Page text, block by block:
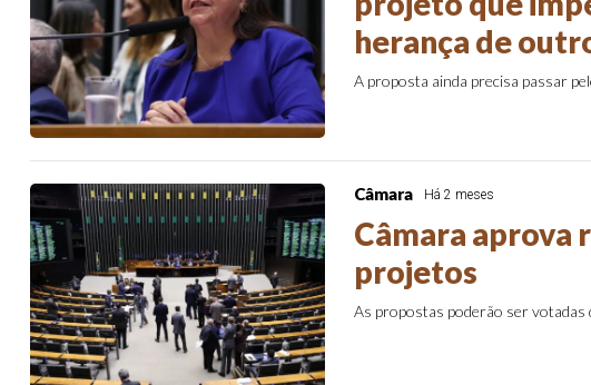
herança de
A proposta ainda precisa passar
Câmara Há 2 meses
Câmara aprova
projetos
As propostas poderão ser